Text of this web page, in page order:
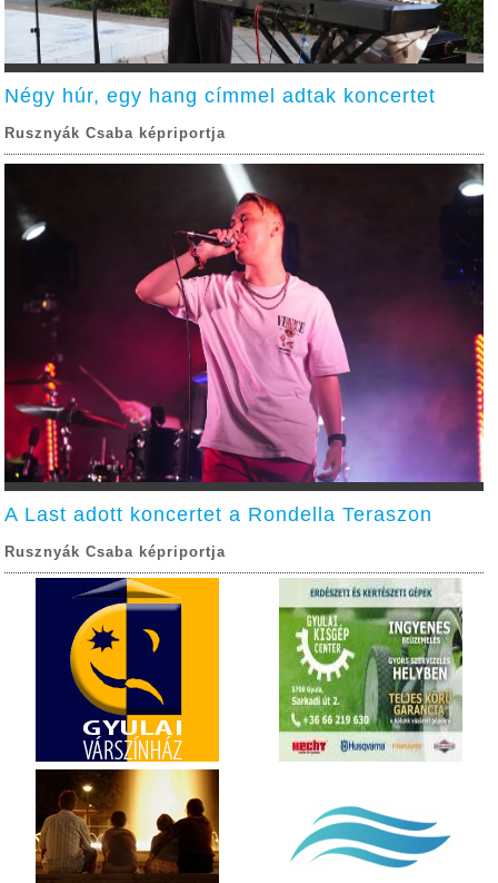
Négy húr, egy hang címmel adtak koncertet
Rusznyák Csaba képriportja
A Last adott koncertet a Rondella Teraszon
Rusznyák Csaba képriportja